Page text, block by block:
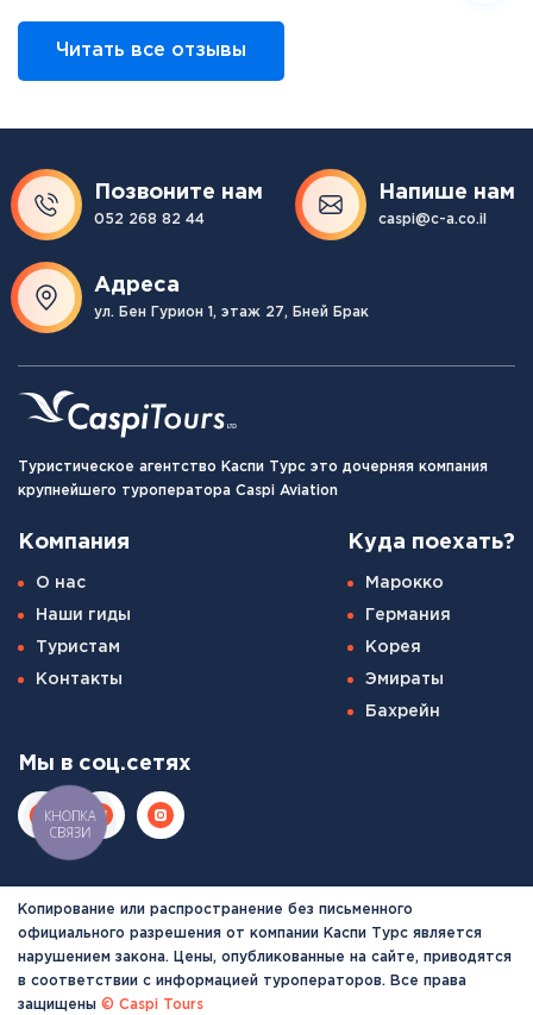
Читать все отзывы
Позвоните нам
052 268 82 44
Напише нам
caspi@c-a.co.il
Адреса
ул. Бен Гурион 1, этаж 27, Бней Брак
Туристическое агентство Каспи Турс это дочерняя компания
крупнейшего туроператора Caspi Aviation
Компания
О нас
Наши гиды
Туристам
Контакты
Куда поехать?
Марокко
Германия
Корея
Эмираты
Бахрейн
Мы в соц.сетях
Копирование или распространение без письменного
официального разрешения от компании Каспи Турс является
нарушением закона. Цены, опубликованные на сайте, приводятся
в соответствии с информацией туроператоров. Все права
защищены © Caspi Tours
КНОПКА
СВЯЗИ